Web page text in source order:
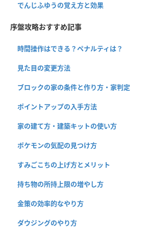
でんじふゆうの覚え方と効果
序盤攻略おすすめ記事
時間操作はできる？ペナルティは？
見た目の変更方法
ブロックの家の条件と作り方・家判定
ポイントアップの入手方法
家の建て方・建築キットの使い方
ポケモンの気配の見つけ方
すみごこちの上げ方とメリット
持ち物の所持上限の増やし方
金策の効率的なやり方
ダウジングのやり方